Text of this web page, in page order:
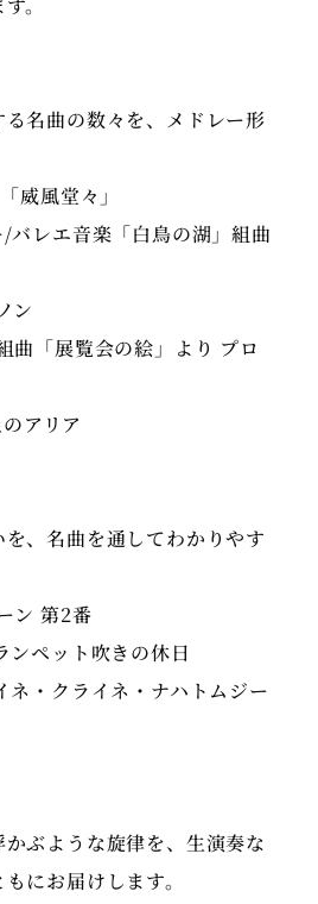
名曲の数々を、メドレー形
威風堂々」
/バレエ音楽「白鳥の湖」組曲
ン
曲「展覧会の絵」より プロ
アリア
、名曲を通してわかりやす
ン 第2番
ンペット吹きの​休日
ネ・クライネ・ナハトムジー
ぶような旋律を、生演奏な
にお届けします。